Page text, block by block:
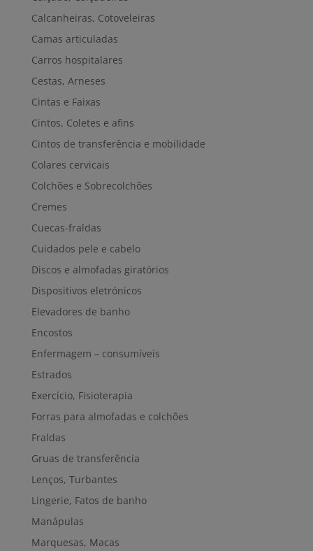
Calcanheiras, Cotoveleiras
Camas articuladas
Carros hospitalares
Cestas, Arneses
Cintas e Faixas
Cintos, Coletes e afins
Cintos de transferência e mobilidade
Colares cervicais
Colchões e Sobrecolchões
Cremes
Cuecas-fraldas
Cuidados pele e cabelo
Discos e almofadas giratórios
Dispositivos eletrónicos
Elevadores de banho
Encostos
Enfermagem – consumíveis
Estrados
Exercício, Fisioterapia
Forras para almofadas e colchões
Fraldas
Gruas de transferência
Lenços, Turbantes
Lingerie, Fatos de banho
Manápulas
Marquesas, Macas